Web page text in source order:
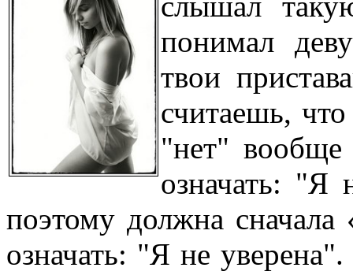
понимал
твои
считаешь,
"нет"
означать: "Я
поэтому должна
означать: "Я не